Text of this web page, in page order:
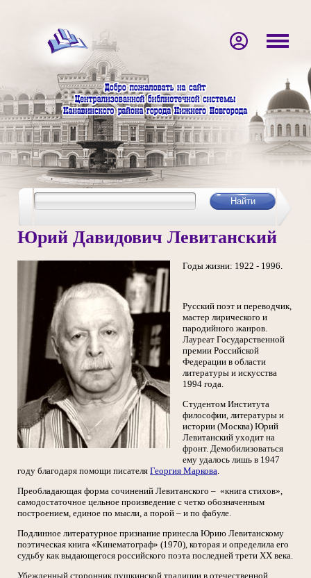
Юрий Давидович Левитанский
Годы жизни: 1922 - 1996.
Русский поэт и переводчик,
мастер лирического и
пародийного жанров.
Лауреат Государственной
премии Российской
Федерации в области
литературы и искусства
1994 года.
Студентом Института
философии, литературы и
истории (Москва) Юрий
Левитанский уходит на
фронт. Демобилизоваться
ему удалось лишь в 1947
году благодаря помощи писателя Георгия Маркова.
Преобладающая форма сочинений Левитанского – «книга стихов»,
самодостаточное цельное произведение с четко обозначенным
построением, единое по мысли, а порой – и по фабуле.
Подлинное литературное признание принесла Юрию Левитанскому
поэтическая книга «Кинематограф» (1970), которая и определила его
судьбу как выдающегося российского поэта последней трети XX века.
Убежденный сторонник пушкинской традиции в отечественной